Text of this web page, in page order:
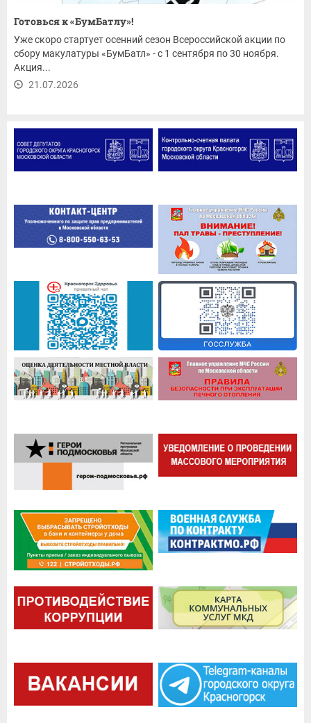
Готовься к «БумБатлу»!
Уже скоро стартует осенний сезон Всероссийской акции по
сбору макулатуры «БумБатл» - с 1 сентября по 30 ноября.
Акция...
21.07.2026